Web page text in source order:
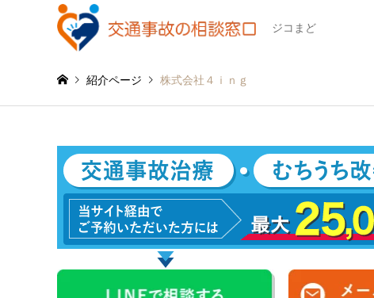
ジコまど
紹介ページ 株式会社４ｉｎｇ